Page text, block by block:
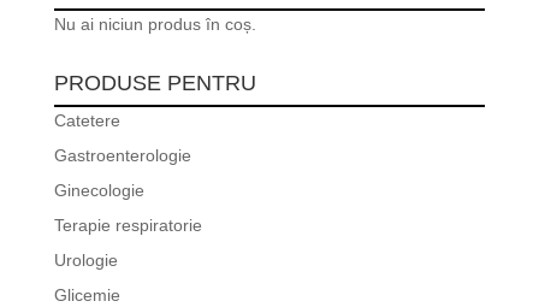
Nu ai niciun produs în coș.
PRODUSE PENTRU
Catetere
Gastroenterologie
Ginecologie
Terapie respiratorie
Urologie
Glicemie